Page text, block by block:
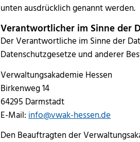
unten ausdrücklich genannt werden.
Verantwortlicher im Sinne der
Der Verantwortliche im Sinne der
Datenschutzgesetze und anderer
Verwaltungsakademie Hessen
Birkenweg 14
64295 Darmstadt
E-Mail: info@vwak-hessen.de
Den Beauftragten der